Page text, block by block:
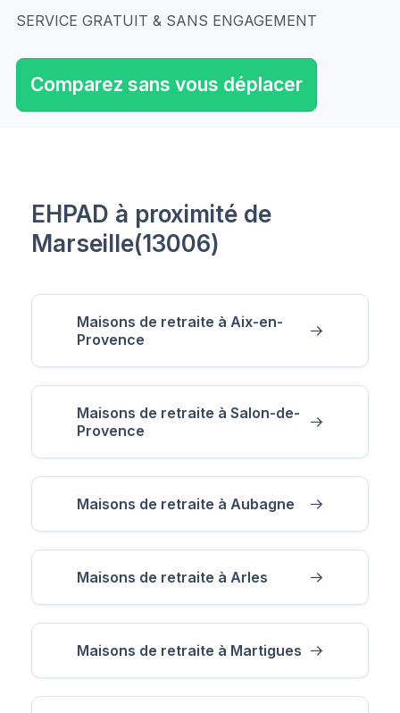
SERVICE GRATUIT & SANS ENGAGEMENT
Comparez sans vous déplacer
EHPAD à proximité de
Marseille(13006)
Maisons de retraite à Aix-en-
Provence
Maisons de retraite à Salon-de-
Provence
Maisons de retraite à Aubagne
Maisons de retraite à Arles
Maisons de retraite à Martigues